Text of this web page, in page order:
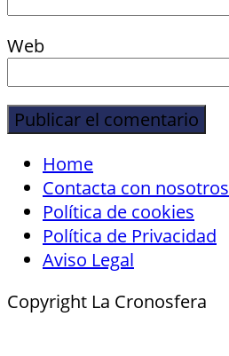
Web
Home
Contacta con nosotros
Política de cookies
Política de Privacidad
Aviso Legal
Copyright La Cronosfera